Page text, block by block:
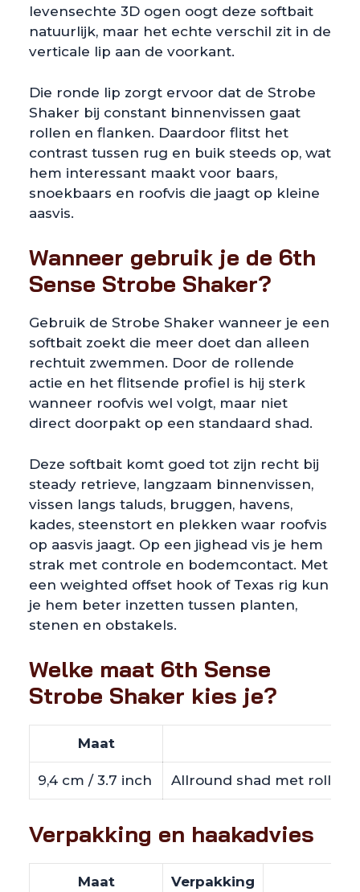
levensechte 3D ogen oogt deze softbait
natuurlijk, maar het echte verschil zit in de
verticale lip aan de voorkant.
Die ronde lip zorgt ervoor dat de Strobe
Shaker bij constant binnenvissen gaat
rollen en flanken. Daardoor flitst het
contrast tussen rug en buik steeds op, wat
hem interessant maakt voor baars,
snoekbaars en roofvis die jaagt op kleine
aasvis.
Wanneer gebruik je de 6th
Sense Strobe Shaker?
Gebruik de Strobe Shaker wanneer je een
softbait zoekt die meer doet dan alleen
rechtuit zwemmen. Door de rollende
actie en het flitsende profiel is hij sterk
wanneer roofvis wel volgt, maar niet
direct doorpakt op een standaard shad.
Deze softbait komt goed tot zijn recht bij
steady retrieve, langzaam binnenvissen,
vissen langs taluds, bruggen, havens,
kades, steenstort en plekken waar roofvis
op aasvis jaagt. Op een jighead vis je hem
strak met controle en bodemcontact. Met
een weighted offset hook of Texas rig kun
je hem beter inzetten tussen planten,
stenen en obstakels.
Welke maat 6th Sense
Strobe Shaker kies je?
Maat
9,4 cm / 3.7 inch Allround shad met
Verpakking en haakadvies
Maat Verpakking